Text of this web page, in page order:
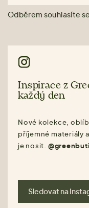
Odběrem souhlasíte
Inspirace z
každý den
Nové kolekce,
příjemné materiály
je nosit.
Sledovat na